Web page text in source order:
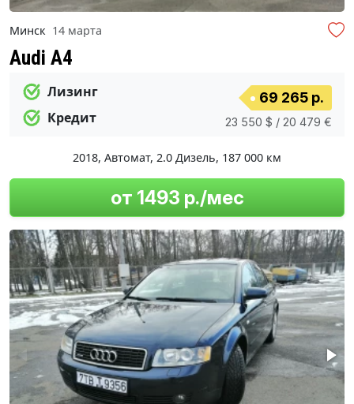
Минск 14 марта
Audi A4
Лизинг
Кредит
69 265 р.
23 550 $ / 20 479 €
2018, Автомат, 2.0 Дизель, 187 000 км
от 1493 р./мес